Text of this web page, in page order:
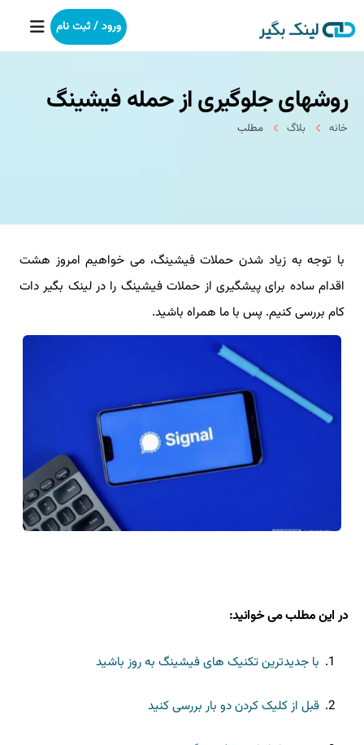
خانه
بکلینک
خدمات ما
درباره ما
آموزش
ورود / ثبت نام
روشهای جلوگیری از حمله فیشینگ
خانه بلاگ مطلب
با توجه به زیاد شدن حملات فیشینگ، می خواهیم امروز هشت
اقدام ساده برای پیشگیری از حملات فیشینگ را در لینک بگیر دات
کام بررسی کنیم. پس با ما همراه باشید.
در این مطلب می خوانید:
با جدیدترین تکنیک های فیشینگ به روز باشید
قبل از کلیک کردن دو بار بررسی کنید